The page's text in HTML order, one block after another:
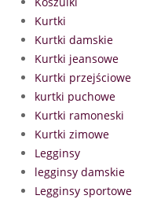
Kurtki
Kurtki damskie
Kurtki jeansowe
Kurtki przejściowe
kurtki puchowe
Kurtki ramoneski
Kurtki zimowe
Legginsy
legginsy damskie
Legginsy sportowe